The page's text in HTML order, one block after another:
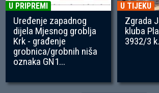
U PRIPREMI
Uređenje zapadnog
dijela Mjesnog groblja
Krk - građenje
grobnica/grobnih niša
oznaka GN1...
U TIJEKU
Zgrada
kluba
3932/3